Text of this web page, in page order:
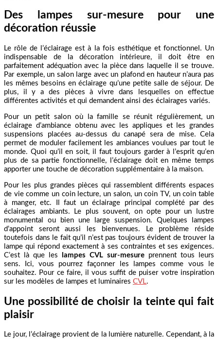
Des lampes sur-mesure pour une
décoration réussie
Le rôle de l’éclairage est à la fois esthétique et fonctionnel. Un
indispensable de la décoration intérieure, il doit être en
parfaitement adéquation avec la pièce dans laquelle il se trouve.
Par exemple, un salon large avec un plafond en hauteur n’aura pas
les mêmes besoins en éclairage qu’une petite salle de séjour. De
plus, il y a des pièces à vivre dans lesquelles on effectue
différentes activités et qui demandent ainsi des éclairages variés.
Pour un petit salon où la famille se réunit régulièrement, un
éclairage d’ambiance obtenu avec les appliques et les grandes
suspensions placées au-dessus du canapé sera de mise. Cela
permet de moduler facilement les ambiances voulues par tout le
monde. Quoi qu’il en soit, il faut toujours garder à l’esprit qu’en
plus de sa partie fonctionnelle, l’éclairage doit en même temps
apporter une touche de décoration supplémentaire à la maison.
Pour les plus grandes pièces qui rassemblent différents espaces
de vie comme un coin lecture, un salon, un coin TV, un coin table
à manger, etc. Il faut un éclairage principal complété par des
éclairages ambiants. Le plus souvent, on opte pour un lustre
monumental ou bien une large suspension. Quelques lampes
d’appoint seront aussi les bienvenues. Le problème réside
toutefois dans le fait qu’il n’est pas toujours évident de trouver la
lampe qui répond exactement à ses contraintes et ses exigences.
C’est là que les lampes CVL sur-mesure prennent tous leurs
sens. Ici, vous pourrez façonner les lampes comme vous le
souhaitez. Pour ce faire, il vous suffit de puiser votre inspiration
sur les modèles de lampes et luminaires CVL.
Une possibilité de choisir la teinte qui fait
plaisir
Le jour, l’éclairage provient de la lumière naturelle. Cependant, à la